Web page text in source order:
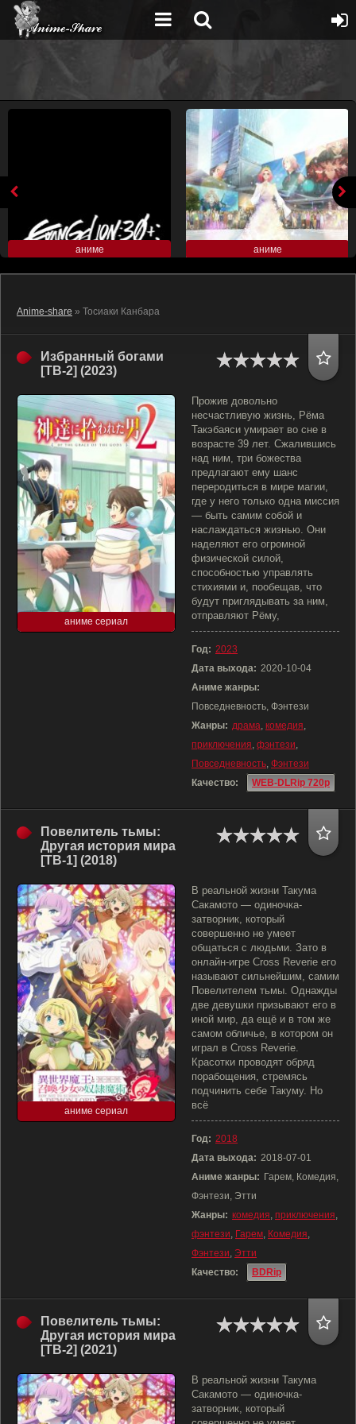
аниме аниме
Anime-share » Тосиаки Канбара
Избранный богами
[ТВ-2] (2023)
аниме сериал
Прожив довольно
несчастливую жизнь, Рёма
Такэбаяси умирает во сне в
возрасте 39 лет. Сжалившись
над ним, три божества
предлагают ему шанс
переродиться в мире магии,
где у него только одна миссия
— быть самим собой и
наслаждаться жизнью. Они
наделяют его огромной
физической силой,
способностью управлять
стихиями и, пообещав, что
будут приглядывать за ним,
отправляют Рёму,
Год: 2023
Дата выхода: 2020-10-04
Аниме жанры:
Повседневность, Фэнтези
Жанры: драма, комедия,
приключения, фэнтези,
Повседневность, Фэнтези
Качество:
WEB-DLRip 720p
Повелитель тьмы:
Другая история мира
[ТВ-1] (2018)
аниме сериал
В реальной жизни Такума
Сакамото — одиночка-
затворник, который
совершенно не умеет
общаться с людьми. Зато в
онлайн-игре Cross Reverie его
называют сильнейшим, самим
Повелителем тьмы. Однажды
две девушки призывают его в
иной мир, да ещё и в том же
самом обличье, в котором он
играл в Cross Reverie.
Красотки проводят обряд
порабощения, стремясь
подчинить себе Такуму. Но
всё
Год: 2018
Дата выхода: 2018-07-01
Аниме жанры: Гарем, Комедия,
Фэнтези, Этти
Жанры: комедия, приключения,
фэнтези, Гарем, Комедия,
Фэнтези, Этти
Качество:
BDRip
Повелитель тьмы:
Другая история мира
[ТВ-2] (2021)
В реальной жизни Такума
Сакамото — одиночка-
затворник, который